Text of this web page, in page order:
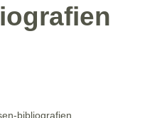
bibliografien